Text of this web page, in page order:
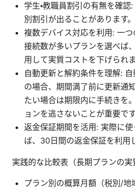
学生・教職員割引の有無を確
別割引が出ることがあります。
複数デバイス対応を利用: 一
接続数が多いプランを選べば
用して実質コストを下げられま
自動更新と解約条件を理解:
の場合、期間満了前に更新通
たい場合は期限内に手続きを
ョンを逃さないことが重要です
返金保証期間を活用: 実際に
ば、30日間の返金保証を利用
実践的な比較表（長期プランの実
プラン別の概算月額（税別/地